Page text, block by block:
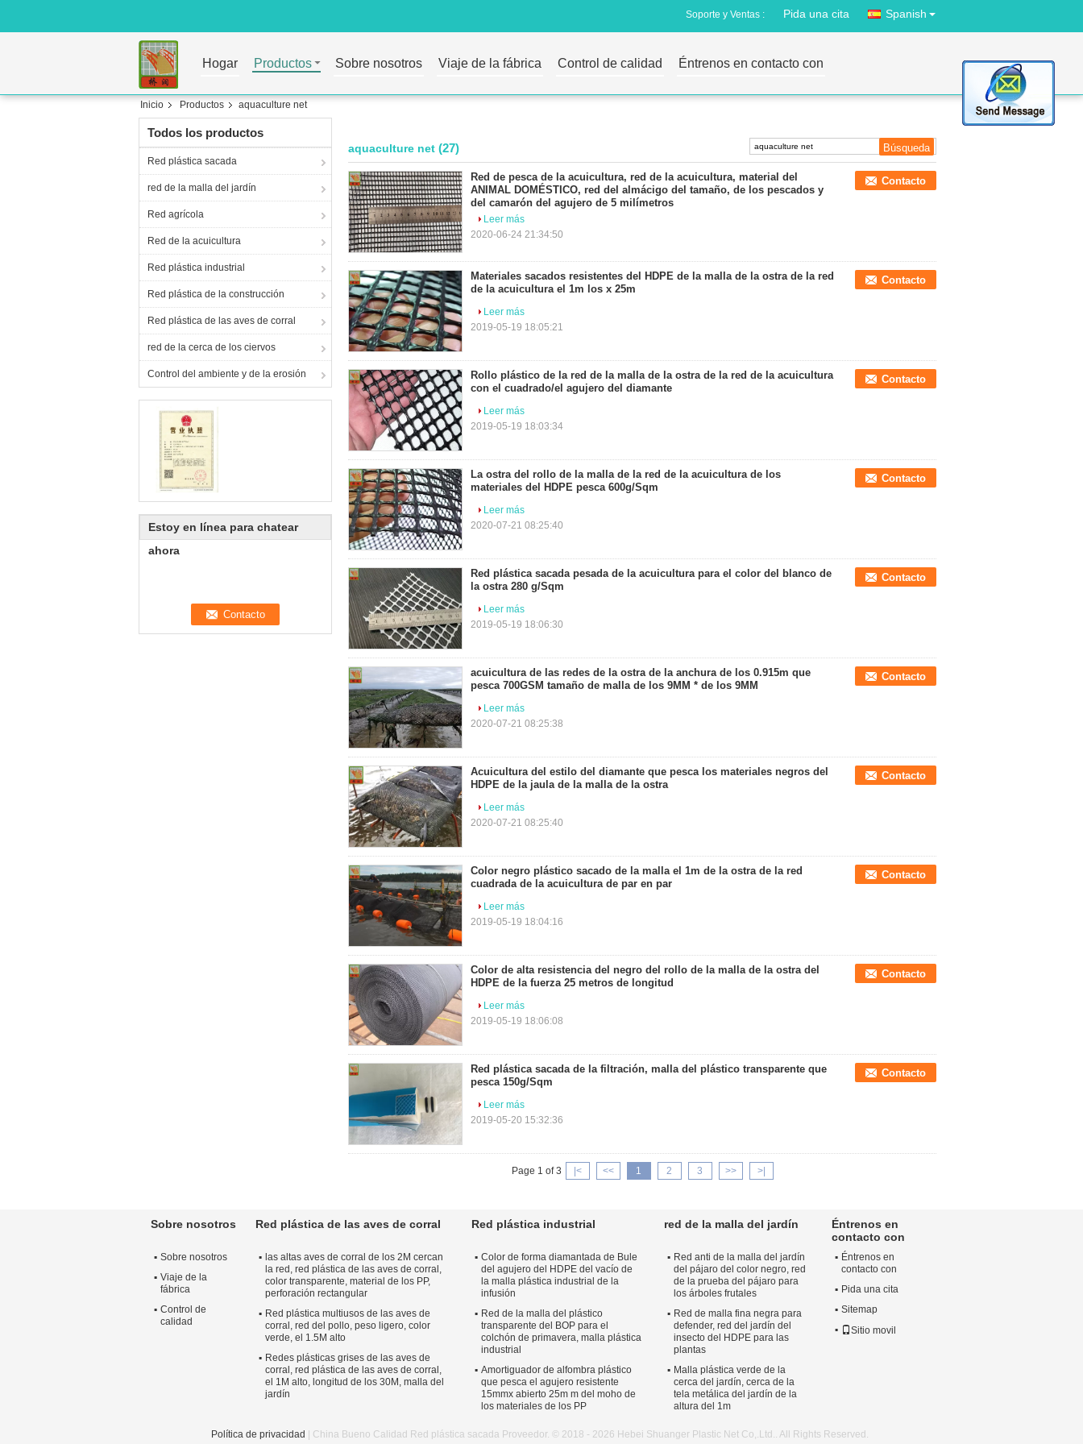
Soporte y Ventas : Pida una cita Spanish
Hogar Productos Sobre nosotros Viaje de la fábrica Control de calidad Éntrenos en contacto con
Inicio Productos aquaculture net
Todos los productos
Red plástica sacada
red de la malla del jardín
Red agrícola
Red de la acuicultura
Red plástica industrial
Red plástica de la construcción
Red plástica de las aves de corral
red de la cerca de los ciervos
Control del ambiente y de la erosión
Estoy en línea para chatear
ahora
aquaculture net (27)
Red de pesca de la acuicultura, red de la acuicultura, material del
ANIMAL DOMÉSTICO, red del almácigo del tamaño, de los pescados y
del camarón del agujero de 5 milímetros
Contacto
Leer más
2020-06-24 21:34:50
Materiales sacados resistentes del HDPE de la malla de la ostra de la red
de la acuicultura el 1m los x 25m
Contacto
Leer más
2019-05-19 18:05:21
Rollo plástico de la red de la malla de la ostra de la red de la acuicultura
con el cuadrado/el agujero del diamante
Contacto
Leer más
2019-05-19 18:03:34
La ostra del rollo de la malla de la red de la acuicultura de los
materiales del HDPE pesca 600g/Sqm
Contacto
Leer más
2020-07-21 08:25:40
Red plástica sacada pesada de la acuicultura para el color del blanco de
la ostra 280 g/Sqm
Contacto
Leer más
2019-05-19 18:06:30
acuicultura de las redes de la ostra de la anchura de los 0.915m que
pesca 700GSM tamaño de malla de los 9MM * de los 9MM
Contacto
Leer más
2020-07-21 08:25:38
Acuicultura del estilo del diamante que pesca los materiales negros del
HDPE de la jaula de la malla de la ostra
Contacto
Leer más
2020-07-21 08:25:40
Color negro plástico sacado de la malla el 1m de la ostra de la red
cuadrada de la acuicultura de par en par
Contacto
Leer más
2019-05-19 18:04:16
Color de alta resistencia del negro del rollo de la malla de la ostra del
HDPE de la fuerza 25 metros de longitud
Contacto
Leer más
2019-05-19 18:06:08
Red plástica sacada de la filtración, malla del plástico transparente que
pesca 150g/Sqm
Contacto
Leer más
2019-05-20 15:32:36
Page 1 of 3 |< << 1 2 3 >> >|
Sobre nosotros
Sobre nosotros
Viaje de la
fábrica
Control de
calidad
Red plástica de las aves de corral
las altas aves de corral de los 2M cercan
la red, red plástica de las aves de corral,
color transparente, material de los PP,
perforación rectangular
Red plástica multiusos de las aves de
corral, red del pollo, peso ligero, color
verde, el 1.5M alto
Redes plásticas grises de las aves de
corral, red plástica de las aves de corral,
el 1M alto, longitud de los 30M, malla del
jardín
Red plástica industrial
Color de forma diamantada de Bule
del agujero del HDPE del vacío de
la malla plástica industrial de la
infusión
Red de la malla del plástico
transparente del BOP para el
colchón de primavera, malla plástica
industrial
Amortiguador de alfombra plástico
que pesca el agujero resistente
15mmx abierto 25m m del moho de
los materiales de los PP
red de la malla del jardín
Red anti de la malla del jardín
del pájaro del color negro, red
de la prueba del pájaro para
los árboles frutales
Red de malla fina negra para
defender, red del jardín del
insecto del HDPE para las
plantas
Malla plástica verde de la
cerca del jardín, cerca de la
tela metálica del jardín de la
altura del 1m
Éntrenos en
contacto con
Éntrenos en
contacto con
Pida una cita
Sitemap
Sitio movil
Política de privacidad | China Bueno Calidad Red plástica sacada Proveedor. © 2018 - 2026 Hebei Shuanger Plastic Net Co,.Ltd.. All Rights Reserved.